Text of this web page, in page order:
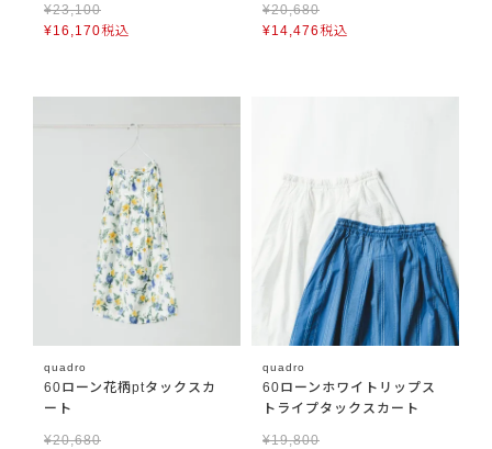
¥23,100
¥16,170税込
¥20,680
¥14,476税込
quadro
60ローン花柄ptタックスカ
ート
¥20,680
quadro
60ローンホワイトリップス
トライプタックスカート
¥19,800